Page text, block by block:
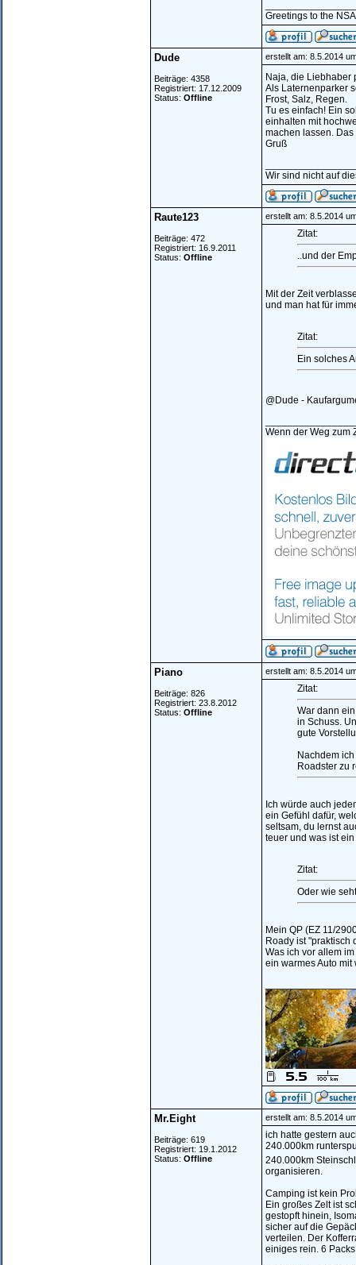
Greetings to the
Dude
Beiträge: 4358
Registriert: 17.12.2009
Status: Offline
erstellt am: 8.5.2014
Naja, die Liebhaber
Als Laternenparker
Frost, Salz, Regen.
Tu es einfach! Ein
einhalten mit
machen lassen.
Gruß
Wir sind nicht auf
Raute123
Beiträge: 472
Registriert: 16.9.2011
Status: Offline
erstellt am: 8.5.2014
Zitat:
..und der
Mit der Zeit
und man hat für
Zitat:
Ein solches
@Dude -
Wenn der Weg zum
Piano
Beiträge: 826
Registriert: 23.8.2012
Status: Offline
erstellt am: 8.5.2014
Zitat:
War dann
in Schuss.
gute
Nachdem
Roadster zu
Ich würde auch
ein Gefühl dafür,
seltsam, du lernst
teuer und was ist
Zitat:
Oder wie
Mein QP (EZ 11/
Roady ist "praktisch
Was ich vor allem
ein warmes Auto mit
Mr.Eight
Beiträge: 619
Registriert: 19.1.2012
Status: Offline
erstellt am: 8.5.2014
ich hatte gestern
240.000km
240.000km
organisieren.
Camping ist kein
Ein großes Zelt ist
gestopft hinein,
sicher auf die
verteilen. Der
einiges rein. 6